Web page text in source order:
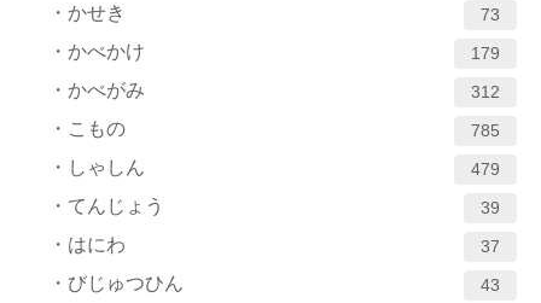
かせき 73
かべかけ 179
かべがみ 312
こもの 785
しゃしん 479
てんじょう 39
はにわ 37
びじゅつひん 43